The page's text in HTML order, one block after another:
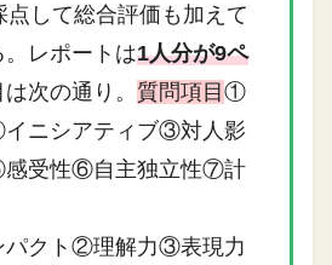
点して総合評価も加えて
。レポートは1人分が9ペ
次の通り。 質問項目①
ニシアティブ③対人影
受性⑥自主独立性⑦計
クト②理解力③表現力